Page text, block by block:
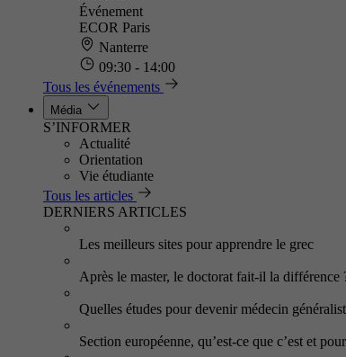
Événement
ECOR Paris
Nanterre
09:30 - 14:00
Tous les événements
Média
S’INFORMER
Actualité
Orientation
Vie étudiante
Tous les articles
DERNIERS ARTICLES
Les meilleurs sites pour apprendre le grec
Après le master, le doctorat fait-il la différence
Quelles études pour devenir médecin
Section européenne, qu’est-ce que c’est et